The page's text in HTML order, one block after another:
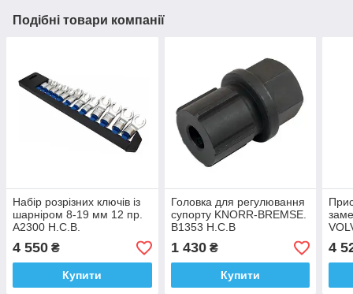
Подібні товари компанії
Набір розрізних ключів із
шарніром 8-19 мм 12 пр.
A2300 H.C.B.
4 550 ₴
Купити
Головка для регулювання
супорту KNORR-BREMSE.
B1353 H.C.B
1 430₴
Купити
4